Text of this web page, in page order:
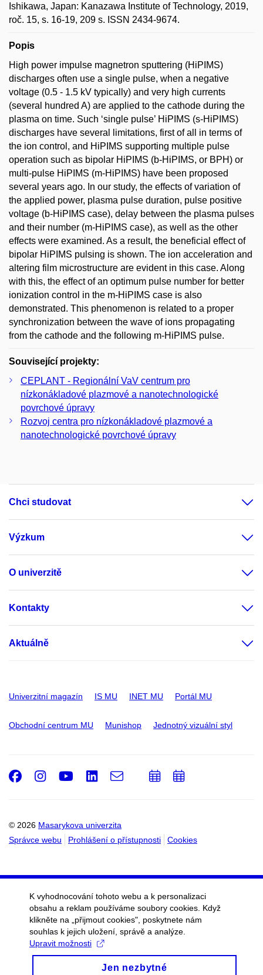
Ishikawa, Japan: Kanazawa Institute of Technology, 2019,
roč. 15, s. 16-19, 209 s. ISSN 2434-9674.
Popis
High power impulse magnetron sputtering (HiPIMS)
discharges often use a single pulse, when a negative
voltage (0.5 - 1.5 kV typically) and very high currents
(several hundred A) are applied to the cathode during the
plasma on time. Such ‘single pulse’ HiPIMS (s-HiPIMS)
discharges have several limitations, first of all in terms of
the ion control, and HiPIMS supporting multiple pulse
operation such as bipolar HiPIMS (b-HiPIMS, or BPH) or
multi-pulse HiPIMS (m-HiPIMS) have been proposed
several years ago. In our study, the effects of variation of
the applied power, plasma pulse duration, pulse positive
voltage (b-HiPIMS case), delay between the plasma pulses
and their number (m-HiPIMS case), as well as the other
effects were examined. As a result, the beneficial effect of
bipolar HiPIMS pulsing is shown. The ion acceleration and
altering film microstructure are evident in this case. Along
with this, the effect of an optimum pulse number for better
ionization control in the m-HiPIMS case is also
demonstrated. This phenomenon is related to a proper
synchronization between the wave of ions propagating
from the cathode and the following m-HiPIMS pulse.
Související projekty:
CEPLANT - Regionální VaV centrum pro
nízkonákladové plazmové a nanotechnologické
povrchové úpravy
Rozvoj centra pro nízkonákladové plazmové a
nanotechnologické povrchové úpravy
Chci studovat
Výzkum
O univerzitě
Kontakty
Aktuálně
Univerzitní magazín IS MU INET MU Portál MU
Obchodní centrum MU Munishop Jednotný vizuální styl
© 2026 Masarykova univerzita
Správce webu
Prohlášení o přístupnosti Cookies
Facebook
Instagram
Youtube
LinkedIn
e-
Email
PřidatPřidat
K vyhodnocování tohoto webu a k personalizaci
obsahu a reklam používáme soubory cookies. Když
klikněte na „přijmout cookies", poskytnete nám
souhlas k jejich uložení, správě a analýze.
Upravit možnosti
Jen nezbytné